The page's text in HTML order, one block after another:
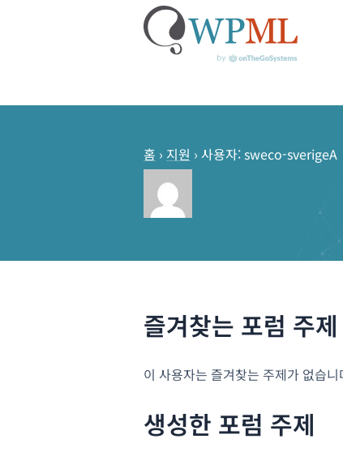
홈 › 지원 › 사용자: sweco-sverigeA
즐겨찾는 포럼 주제
이 사용자는 즐겨찾는 주제가 없습니
생성한 포럼 주제